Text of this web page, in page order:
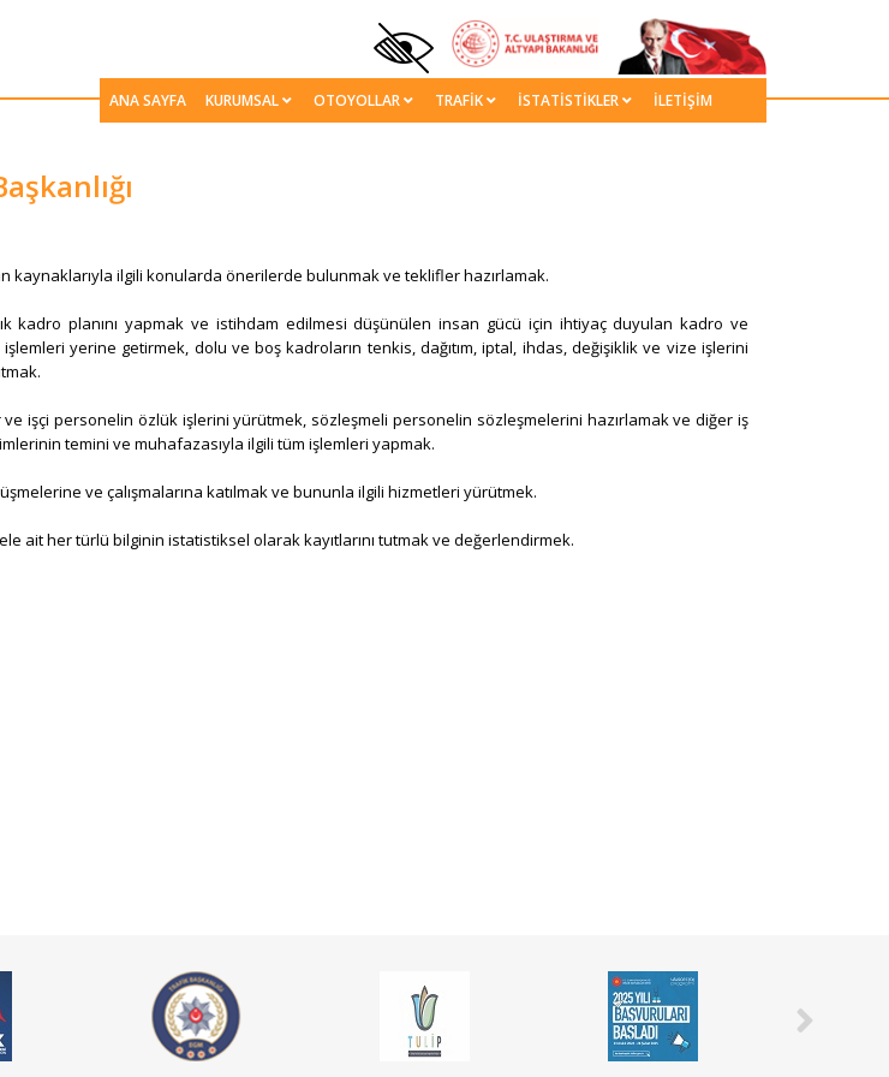
ANA SAYFA KURUMSAL OTOYOLLAR TRAFİK İSTATİSTİKLER İLETİŞİM
kaynaklarıyla ilgili konularda önerilerde bulunmak ve teklifler hazırlamak.
kadro planını yapmak ve istihdam edilmesi düşünülen insan gücü için ihtiyaç duyulan kadro ve
yerine getirmek, dolu ve boş kadroların tenkis, dağıtım, iptal, ihdas, değişiklik ve vize işlerini
işçi personelin özlük işlerini yürütmek, sözleşmeli personelin sözleşmelerini hazırlamak ve diğer iş
temini ve muhafazasıyla ilgili tüm işlemleri yapmak.
ve çalışmalarına katılmak ve bununla ilgili hizmetleri yürütmek.
ait her türlü bilginin istatistiksel olarak kayıtlarını tutmak ve değerlendirmek.